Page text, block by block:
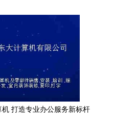
打造专业办公服务新标杆